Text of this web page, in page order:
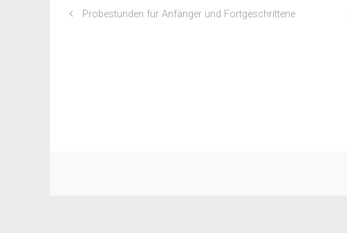
Probestunden für Anfänger und Fortgeschrittene